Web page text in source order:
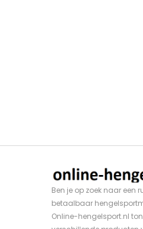
Ben je op zoek naar een
betaalbaar
Online-hengelsport.nl